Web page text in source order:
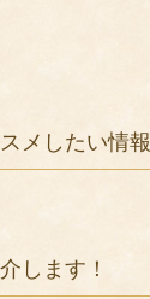
メしたい情報
します！